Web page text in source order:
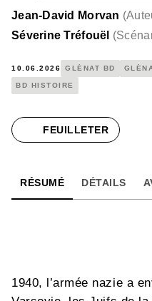
Jean-David Morvan (
Séverine Tréfouël (
10.06.2026 GLÉNAT BD
BD HISTOIRE
FEUILLETER
RÉSUMÉ DÉTAILS
1940, l’armée nazie a